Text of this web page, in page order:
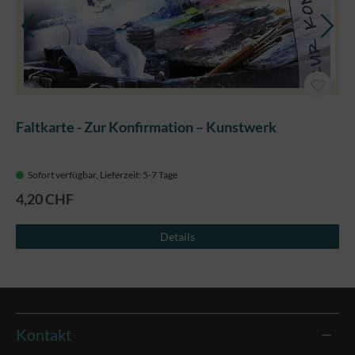
Faltkarte - Zur Konfirmation – Kunstwerk
Sofort verfügbar, Lieferzeit: 5-7 Tage
4,20 CHF
Details
Kontakt